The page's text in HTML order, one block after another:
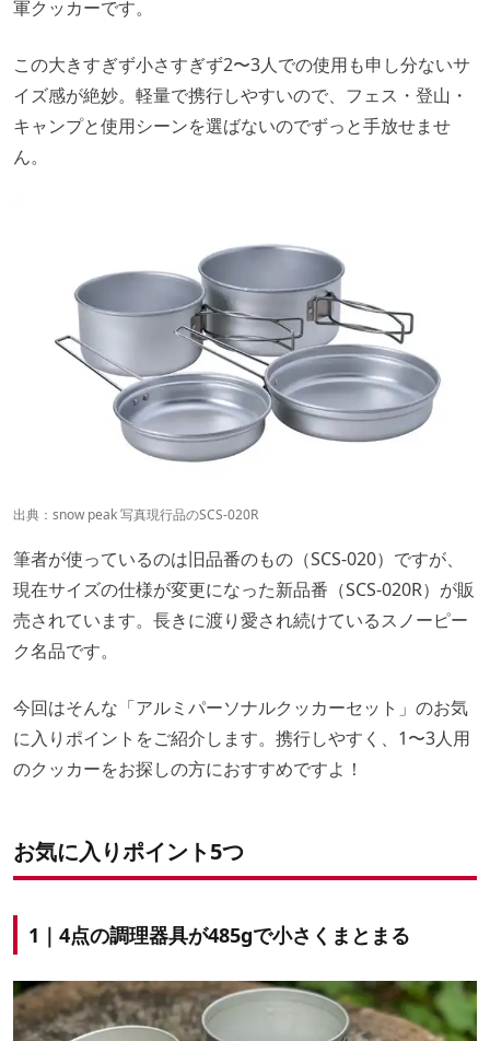
軍クッカーです。
この大きすぎず小さすぎず2〜3人での使用も申し分ないサ
イズ感が絶妙。軽量で携行しやすいので、フェス・登山・
キャンプと使用シーンを選ばないのでずっと手放せませ
ん。
出典： snow peak写真現行品のSCS-020R
筆者が使っているのは旧品番のもの（SCS-020）ですが、
現在サイズの仕様が変更になった新品番（SCS-020R）が販
売されています。長きに渡り愛され続けているスノーピー
ク名品です。
今回はそんな「アルミパーソナルクッカーセット」のお気
に入りポイントをご紹介します。携行しやすく、1〜3人用
のクッカーをお探しの方におすすめですよ！
お気に入りポイント5つ
1｜4点の調理器具が485gで小さくまとまる